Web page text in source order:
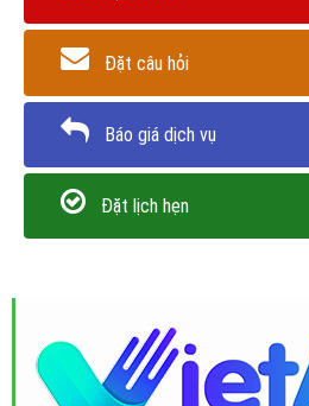
Đặt câu hỏi
Báo giá dịch vụ
Đặt lịch hẹn